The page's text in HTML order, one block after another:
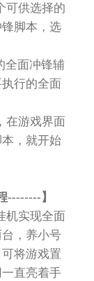
可供选择的
脚本，选
全面冲锋辅
行的全面
在游戏界面
，就开始
-------- 】
机实现全面
，养小号
将游戏置
直亮着手